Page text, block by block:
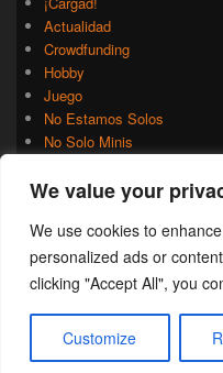
We value your
We use cookies to
personalized ads or
clicking "Accept All", you
Customize
Actualidad
Crowdfunding
Hobby
Juego
No Estamos Solos
No Solo Minis
Rumores
Uncategorized
¡Cargad!